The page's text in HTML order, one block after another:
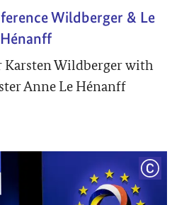
Wildberger & Le
Hénanff
Wildberger with
Anne Le Hénanff